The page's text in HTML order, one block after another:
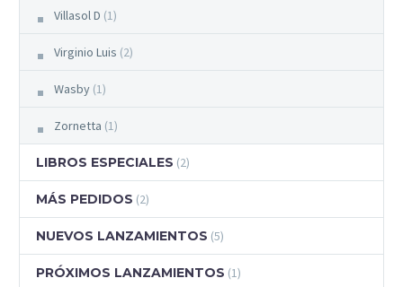
Villasol D (1)
Virginio Luis (2)
Wasby (1)
Zornetta (1)
LIBROS ESPECIALES (2)
MÁS PEDIDOS (2)
NUEVOS LANZAMIENTOS (5)
PRÓXIMOS LANZAMIENTOS (1)